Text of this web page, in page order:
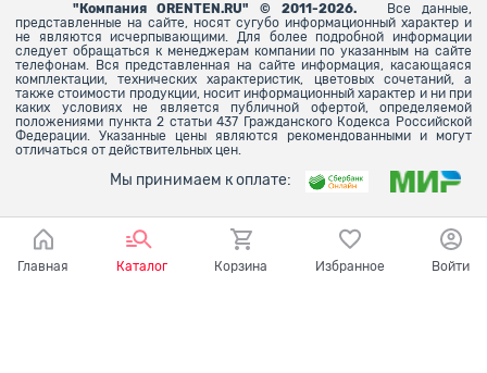
" Компания ORENTEN.RU" © 2011-2026.
Все данные,
представленные на сайте, носят сугубо информационный характер и
не являются исчерпывающими. Для более подробной информации
следует обращаться к менеджерам компании по указанным на сайте
телефонам. Вся представленная на сайте информация, касающаяся
комплектации, технических характеристик, цветовых сочетаний, а
также стоимости продукции, носит информационный характер и ни при
каких условиях не является публичной офертой, определяемой
положениями пункта 2 статьи 437 Гражданского Кодекса Российской
Федерации. Указанные цены являются рекомендованными и могут
отличаться от действительных цен.
Мы принимаем к оплате:
Главная Каталог Корзина Избранное Войти